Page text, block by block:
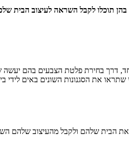
תוכלו לקבל השראה לעיצוב הבית
דרך בחירת פלטת הצבעים בהם יעשה
הסגנונות השונים באים לידי
את הבית שלהם ולקבל מהעיצוב שלהם